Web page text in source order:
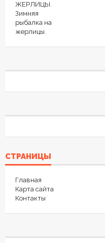
СТРАНИЦЫ
Главная
Карта сайта
Контакты